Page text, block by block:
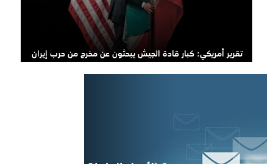
تقرير أمريكي: كبار قادة الجيش يبحثون عن مخرج من حرب إيران